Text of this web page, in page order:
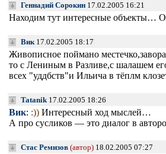
Геннадий Сорокин17.02.2005 16:21
Находим тут интересные объекты…
Вик17.02.2005 18:17
Живописное поймано
то с Лениным в Разливе,с шалашем
всех "уддбств"и Ильича в тёплм
Tatanik17.02.2005 18:26
Вик: :))Интересный ход мыслей…
А про сусликов — это диалог в
Стас Ремизов (автор)18.02.2005 07:27